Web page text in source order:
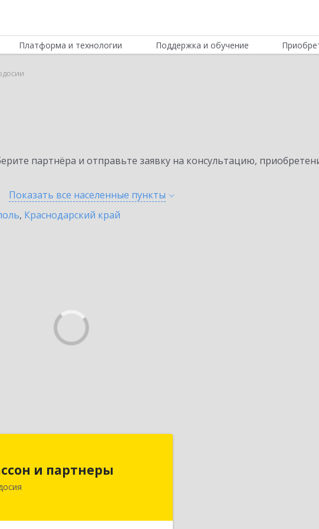
Платформа и технологии Поддержка и обучение
партнёра и отправьте заявку на консультацию,
Показать все населенные пункты
, Краснодарский край
и партнеры
298112, Крым Респ, Феодосия г,
Подробнее